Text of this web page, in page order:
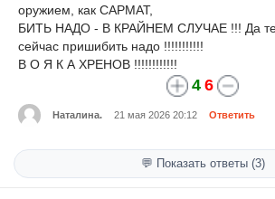
оружием, как САРМАТ,
БИТЬ НАДО - В КРАЙНЕМ СЛУЧАЕ !!! Да
сейчас пришибить надо !!!!!!!!!!!
В О Я К А ХРЕНОВ !!!!!!!!!!!!
4 6
Наталина. 21 мая 2026 20:12 Ответить
💬 Показать ответы (3)